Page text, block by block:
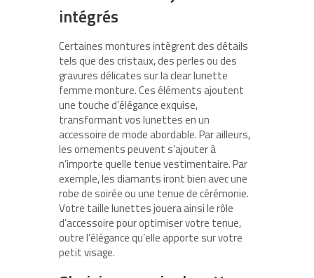
intégrés
Certaines montures intègrent des détails
tels que des cristaux, des perles ou des
gravures délicates sur la clear lunette
femme monture. Ces éléments ajoutent
une touche d’élégance exquise,
transformant vos lunettes en un
accessoire de mode abordable. Par ailleurs,
les ornements peuvent s’ajouter à
n’importe quelle tenue vestimentaire. Par
exemple, les diamants iront bien avec une
robe de soirée ou une tenue de cérémonie.
Votre taille lunettes jouera ainsi le rôle
d’accessoire pour optimiser votre tenue,
outre l’élégance qu’elle apporte sur votre
petit visage.